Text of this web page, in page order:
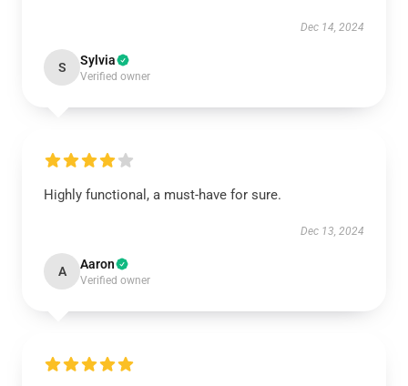
Dec 14, 2024
S Sylvia
Verified owner
Highly functional, a must-have for sure.
Dec 13, 2024
A Aaron
Verified owner